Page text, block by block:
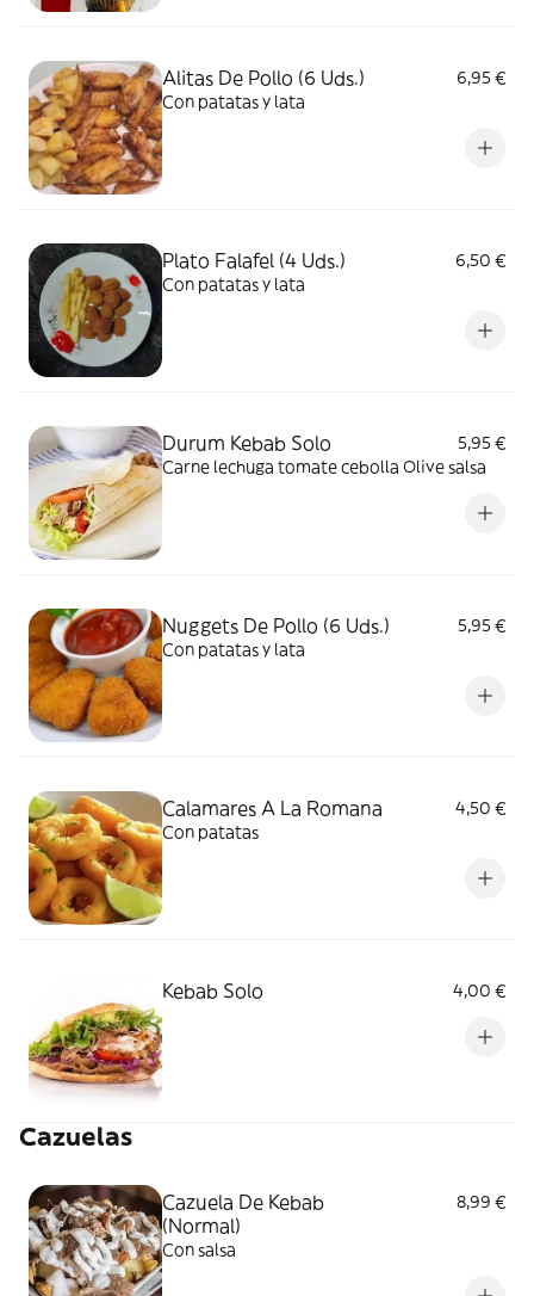
Alitas De Pollo (6 Uds.)
6,95 €
Con patatas y lata
Plato Falafel (4 Uds.)
6,50 €
Con patatas y lata
Durum Kebab Solo
5,95 €
Carne lechuga tomate cebolla Olive salsa
Nuggets De Pollo (6 Uds.)
5,95 €
Con patatas y lata
Calamares A La Romana
4,50 €
Con patatas
Kebab Solo 4,00 €
Cazuelas
Cazuela De Kebab
(Normal)
8,99 €
Con salsa